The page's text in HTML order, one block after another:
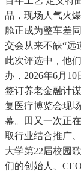
品，现场人气火
舱正成为整车差
交会从来不缺“远
此次评选中，他
办，2026年6月
签订养老金融计
复医疗博览会现
幕。田又一次正
取行业结合推广
大学第22届校园
们的创始人、